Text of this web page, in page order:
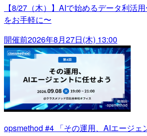
【8/27（木）】AIで始めるデータ利活
をお手軽に〜
開催前2026年8月27日(木) 13:00
opsmethod #4 「その運用、AIエージェ